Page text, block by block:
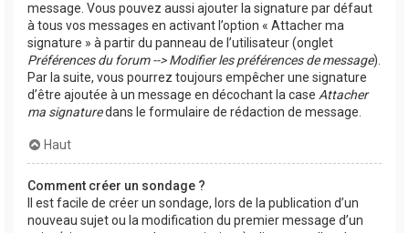
message. Vous pouvez aussi ajouter la signature par défaut
à tous vos messages en activant l’option « Attacher ma
signature » à partir du panneau de l’utilisateur (onglet
Préférences du forum --> Modifier les préférences de message).
Par la suite, vous pourrez toujours empêcher une signature
d’être ajoutée à un message en décochant la case Attacher
ma signaturedans le formulaire de rédaction de message.
Haut
Comment créer un sondage ?
Il est facile de créer un sondage, lors de la publication d’un
nouveau sujet ou la modification du premier message d’un